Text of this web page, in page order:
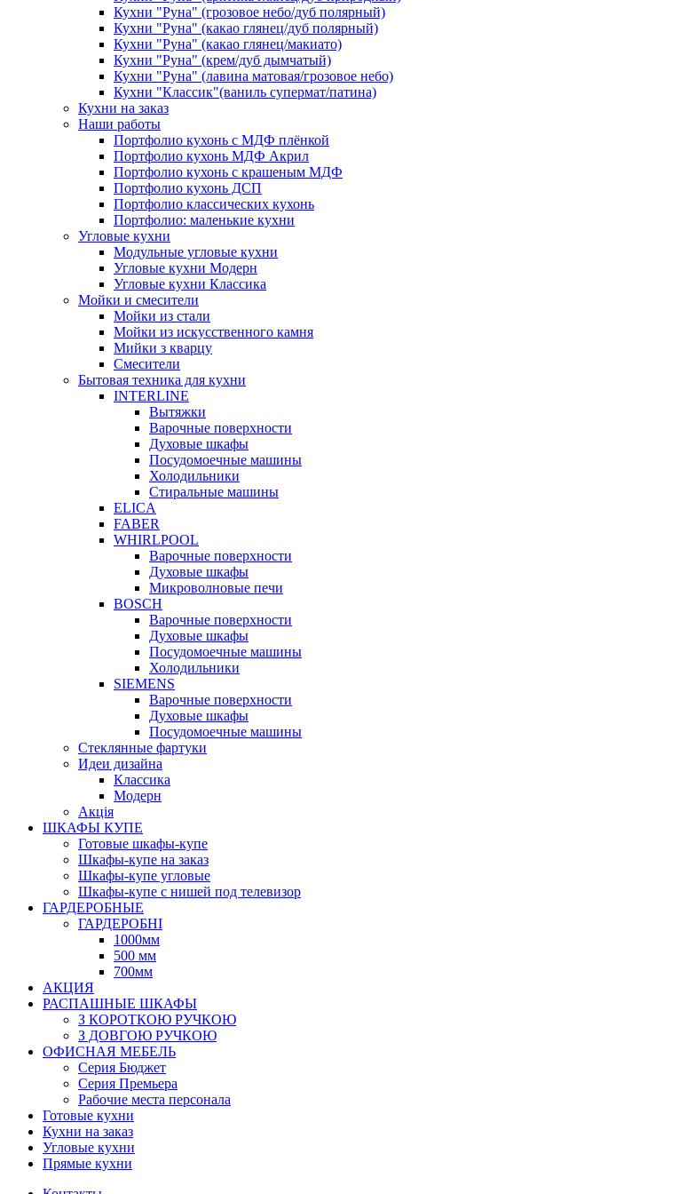
Кухни "Руна" (грозовое небо/дуб полярный)
Кухни "Руна" (какао глянец/дуб полярный)
Кухни "Руна" (какао глянец/макиато)
Кухни "Руна" (крем/дуб дымчатый)
Кухни "Руна" (лавина матовая/грозовое небо)
Кухни "Классик"(ваниль супермат/патина)
Кухни на заказ
Наши работы
Портфолио кухонь с МДФ плёнкой
Портфолио кухонь МДФ Акрил
Портфолио кухонь с крашеным МДФ
Портфолио кухонь ДСП
Портфолио классических кухонь
Портфолио: маленькие кухни
Угловые кухни
Модульные угловые кухни
Угловые кухни Модерн
Угловые кухни Классика
Мойки и смесители
Мойки из стали
Мойки из искусственного камня
Мийки з кварцу
Смесители
Бытовая техника для кухни
INTERLINE
Вытяжки
Варочные поверхности
Духовые шкафы
Посудомоечные машины
Холодильники
Стиральные машины
ELICA
FABER
WHIRLPOOL
Варочные поверхности
Духовые шкафы
Микроволновые печи
BOSCH
Варочные поверхности
Духовые шкафы
Посудомоечные машины
Холодильники
SIEMENS
Варочные поверхности
Духовые шкафы
Посудомоечные машины
Стеклянные фартуки
Идеи дизайна
Класcика
Модерн
Акція
ШКАФЫ КУПЕ
Готовые шкафы-купе
Шкафы-купе на заказ
Шкафы-купе угловые
Шкафы-купе с нишей под телевизор
ГАРДЕРОБНЫЕ
ГАРДЕРОБНІ
1000мм
500 мм
700мм
АКЦИЯ
РАСПАШНЫЕ ШКАФЫ
З КОРОТКОЮ РУЧКОЮ
З ДОВГОЮ РУЧКОЮ
ОФИСНАЯ МЕБЕЛЬ
Серия Бюджет
Серия Премьера
Рабочие места персонала
Готовые кухни
Кухни на заказ
Угловые кухни
Прямые кухни